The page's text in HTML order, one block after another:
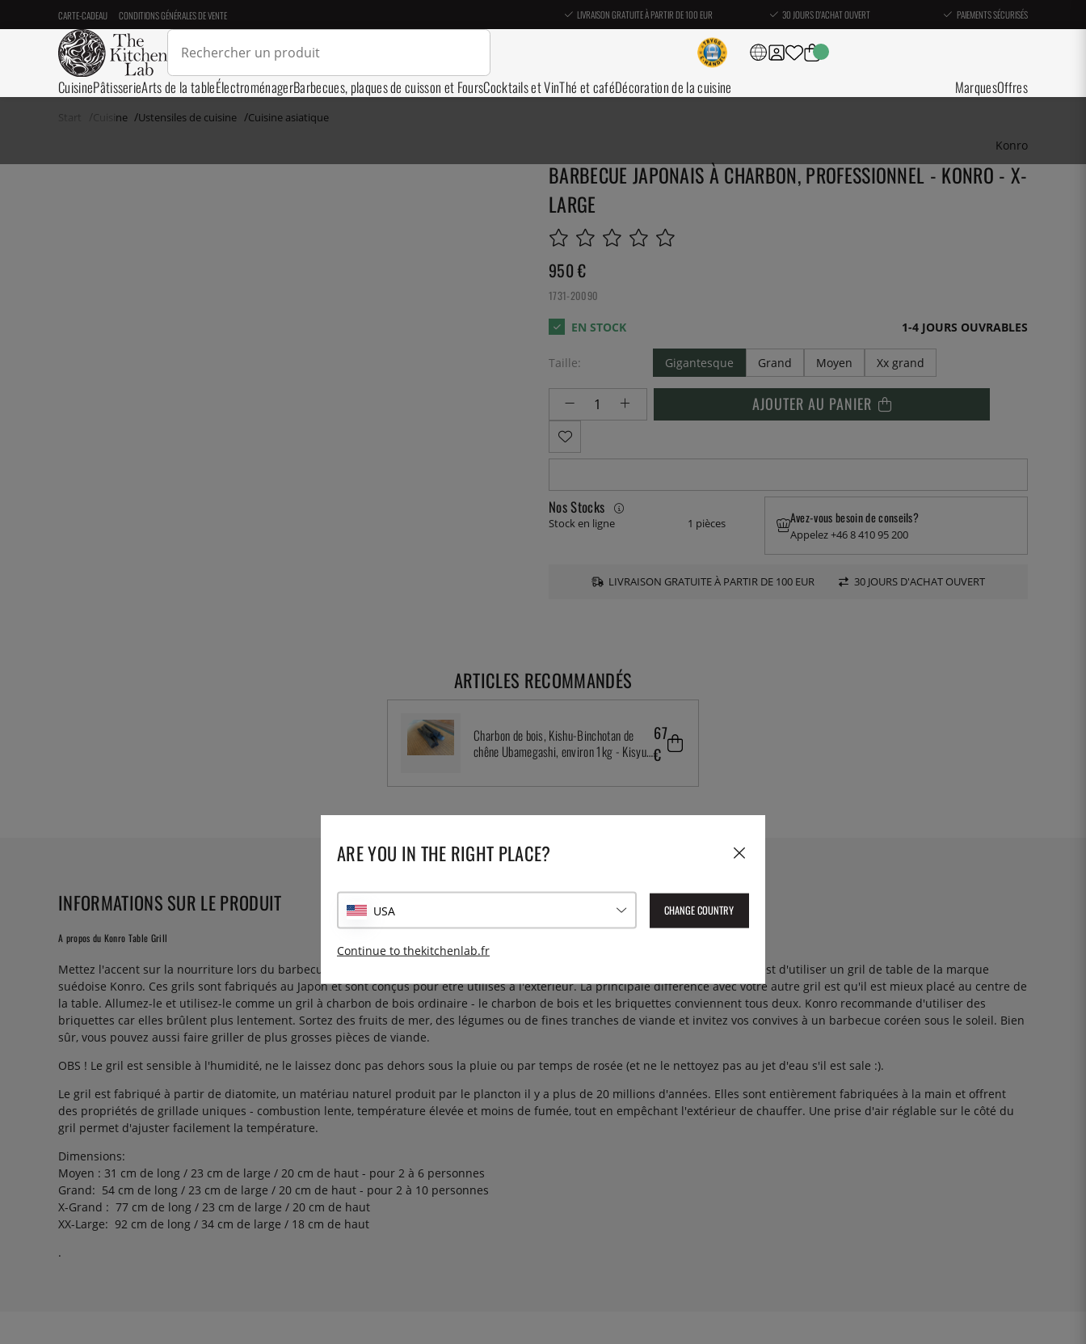
CARTE-CADEAU CONDITIONS GÉNÉRALES DE VENTE LIVRAISON GRATUITE À PARTIR DE 100 EUR 30 JOURS D'ACHAT OUVERT PAIEMENTS SÉCURISÉS
CuisinePâtisserieArts de la tableÉlectroménagerBarbecues, plaques de cuisson et FoursCocktails et VinThé et caféDécoration de la cuisine MarquesOffres
Start Cuisine Ustensiles de cuisine Cuisine asiatique
Konro
BARBECUE JAPONAIS À CHARBON, PROFESSIONNEL - KONRO - X-
LARGE
950 €
1731-20090
1-4 JOURS OUVRABLES
Taille: Gigantesque Grand Moyen Xx grand
AJOUTER AU PANIER
Nos Stocks
Stock en ligne 1 pièces Avez-vous besoin de conseils?
Appelez +46 8 410 95 200
LIVRAISON GRATUITE À PARTIR DE 100 EUR 30 JOURS D'ACHAT OUVERT
ARTICLES RECOMMANDÉS
Charbon de bois, Kishu-Binchotan de
chêne Ubamegashi, environ 1kg - Kisyu
67
€
INFORMATIONS SUR LE PRODUIT
A propos du Konro Table Grill
Mettez l'accent sur la nourriture lors du barbecue et laissez chacun griller ses propres aliments ! Le meilleur moyen d'y parvenir est d'utiliser un gril de table de la marque
suédoise Konro. Ces grils sont fabriqués au Japon et sont conçus pour être utilisés à l'extérieur. La principale différence avec votre autre gril est qu'il est mieux placé au centre de
la table. Allumez-le et utilisez-le comme un gril à charbon de bois ordinaire - le charbon de bois et les briquettes conviennent tous deux. Konro recommande d'utiliser des
briquettes car elles brûlent plus lentement. Sortez des fruits de mer, des légumes ou de fines tranches de viande et invitez vos convives à un barbecue coréen sous le soleil. Bien
sûr, vous pouvez aussi faire griller de plus grosses pièces de viande.
OBS ! Le gril est sensible à l'humidité, ne le laissez donc pas dehors sous la pluie ou par temps de rosée (et ne le nettoyez pas au jet d'eau s'il est sale :).
Le gril est fabriqué à partir de diatomite, un matériau naturel produit par le plancton il y a plus de 20 millions d'années. Elles sont entièrement fabriquées à la main et offrent
des propriétés de grillade uniques - combustion lente, température élevée et moins de fumée, tout en empêchant l'extérieur de chauffer. Une prise d'air réglable sur le côté du
gril permet d'ajuster facilement la température.
Dimensions:
Moyen : 31 cm de long / 23 cm de large / 20 cm de haut - pour 2 à 6 personnes
Grand: 54 cm de long / 23 cm de large / 20 cm de haut - pour 2 à 10 personnes
X-Grand : 77 cm de long / 23 cm de large / 20 cm de haut
XX-Large: 92 cm de long / 34 cm de large / 18 cm de haut
.
ARE YOU IN THE RIGHT PLACE?
USA CHANGE COUNTRY
Continue to thekitchenlab.fr